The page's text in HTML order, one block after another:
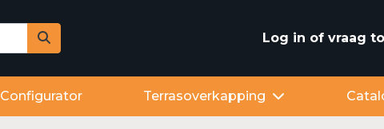
Log in of vraag
Configurator Terrasoverkapping